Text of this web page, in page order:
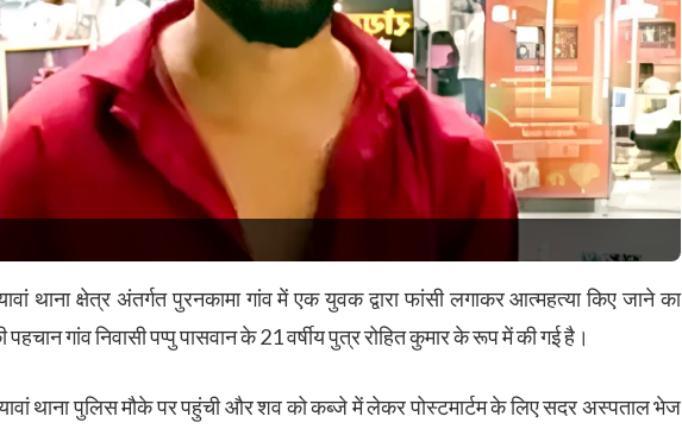
थाना क्षेत्र अंतर्गत पुरनकामा गांव में एक युवक द्वारा फांसी लगाकर आत्महत्या किए जाने का
गांव निवासी पप्पु पासवान के 21 वर्षीय पुत्र रोहित कुमार के रूप में की गई है।
थाना पुलिस मौके पर पहुंची और शव को कब्जे में लेकर पोस्टमार्टम के लिए सदर अस्पताल भेज